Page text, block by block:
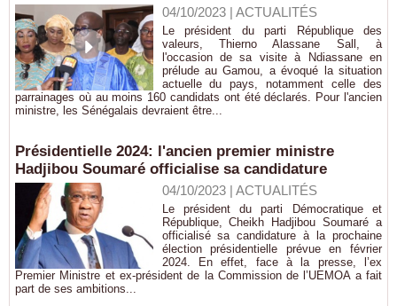
04/10/2023| ACTUALITÉS
Le président du parti République des
valeurs, Thierno Alassane Sall, à
l'occasion de sa visite à Ndiassane en
prélude au Gamou, a évoqué la situation
actuelle du pays, notamment celle des
parrainages où au moins 160 candidats ont été déclarés. Pour l'ancien
ministre, les Sénégalais devraient être...
Présidentielle 2024: l'ancien premier ministre
Hadjibou Soumaré officialise sa candidature
04/10/2023| ACTUALITÉS
Le président du parti Démocratique et
République, Cheikh Hadjibou Soumaré a
officialisé sa candidature à la prochaine
élection présidentielle prévue en février
2024. En effet, face à la presse, l’ex
Premier Ministre et ex-président de la Commission de l’UEMOA a fait
part de ses ambitions...